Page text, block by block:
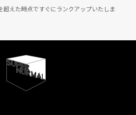
えた時点ですぐにランクアップいたしま